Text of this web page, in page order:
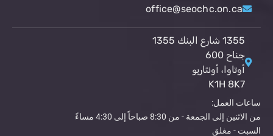
office@seochc.on.ca
1355 شارع البنك 1355
جناح 600
أوتاوا، أونتاريو
K1H 8K7
ساعات العمل:
من الاثنين إلى الجمعة - من 8:30 صباحاً إلى 4:30 مساءً
السبت - مغلق